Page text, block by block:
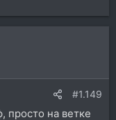
#1.149
просто на ветке